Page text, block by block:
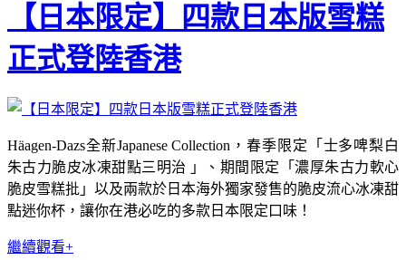
【日本限定】四款日本版雪糕
正式登陸香港
Häagen-Dazs全新Japanese Collection，春季限定「士多啤梨白
朱古力脆皮冰凍甜點三明治 」、期間限定「濃厚朱古力軟心
脆皮雪糕批」以及兩款於日本海外獨家發售的脆皮流心冰凍甜
點迷你杯，讓你在港必吃的多款日本限定口味！
繼續觀看+